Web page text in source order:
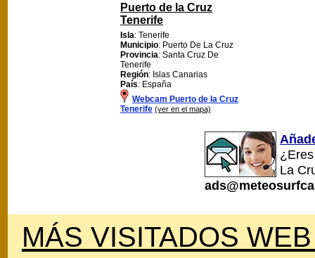
Puerto de la Cruz
Tenerife
Isla: Tenerife
Municipio: Puerto De La Cruz
Provincia: Santa Cruz De
Tenerife
Región: Islas Canarias
País: España
Webcam Puerto de la Cruz
Tenerife (ver en el mapa)
La
MÁS VISITADOS